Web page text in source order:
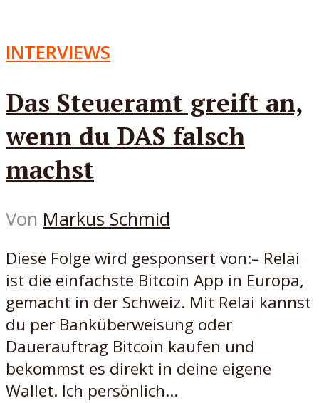
INTERVIEWS
Das Steueramt greift an,
wenn du DAS falsch
machst
Von Markus Schmid
Diese Folge wird gesponsert von:– Relai
ist die einfachste Bitcoin App in Europa,
gemacht in der Schweiz. Mit Relai kannst
du per Banküberweisung oder
Dauerauftrag Bitcoin kaufen und
bekommst es direkt in deine eigene
Wallet. Ich persönlich...